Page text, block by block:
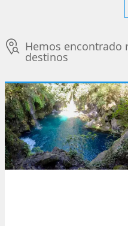
Hemos encontrado
destinos